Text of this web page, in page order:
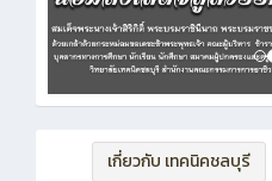
เกี่ยวกับ เทคนิคชลบุรี